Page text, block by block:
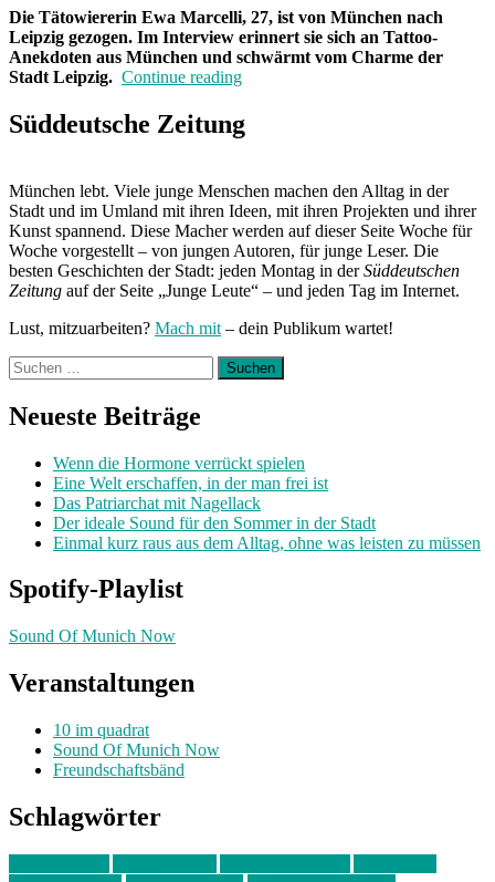
Die Tätowiererin Ewa Marcelli, 27, ist von München nach
Leipzig gezogen. Im Interview erinnert sie sich an Tattoo-
Anekdoten aus München und schwärmt vom Charme der
Stadt Leipzig. Continue reading„„Die
in
München
Süddeutsche Zeitung
München lebt. Viele junge Menschen machen den Alltag in der
Stadt und im Umland mit ihren Ideen, mit ihren Projekten und ihrer
Kunst spannend. Diese Macher werden auf dieser Seite Woche für
Woche vorgestellt – von jungen Autoren, für junge Leser. Die
besten Geschichten der Stadt: jeden Montag in derSüddeutschen
Zeitung auf der Seite „Junge Leute“ – und jeden Tag im Internet.
Lust, mitzuarbeiten? Mach mit – dein Publikum wartet!
Suchen
nach:
Neueste Beiträge
Wenn die Hormone verrückt spielen
Eine Welt erschaffen, in der man frei ist
Das Patriarchat mit Nagellack
Der ideale Sound für den Sommer in der Stadt
Einmal kurz raus aus dem Alltag, ohne was leisten zu müssen
Spotify-Playlist
Sound Of Munich Now
Veranstaltungen
10 im quadrat
Sound Of Munich Now
Freundschaftsbänd
Schlagwörter